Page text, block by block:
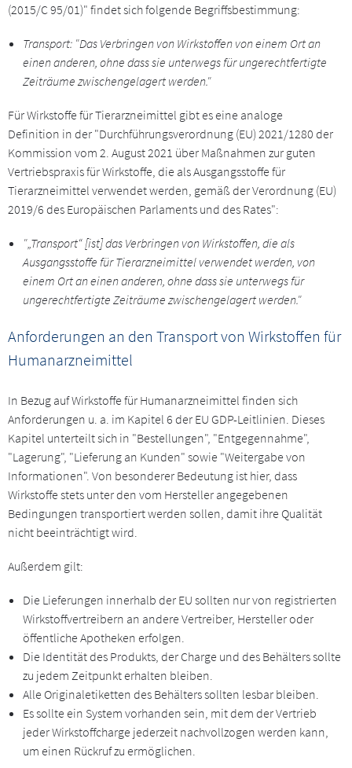
(2015/C 95/01)" findet sich folgende Begriffsbestimmung:
Transport: "Das Verbringen von Wirkstoffen von einem Ort an
einen anderen, ohne dass sie unterwegs für ungerechtfertigte
Zeiträume zwischengelagert werden."
Für Wirkstoffe für Tierarzneimittel gibt es eine analoge
Definition in der "Durchführungsverordnung (EU) 2021/1280 der
Kommission vom 2. August 2021 über Maßnahmen zur guten
Vertriebspraxis für Wirkstoffe, die als Ausgangsstoffe für
Tierarzneimittel verwendet werden, gemäß der Verordnung (EU)
2019/6 des Europäischen Parlaments und des Rates":
"„Transport“ [ist] das Verbringen von Wirkstoffen, die als
Ausgangsstoffe für Tierarzneimittel verwendet werden, von
einem Ort an einen anderen, ohne dass sie unterwegs für
ungerechtfertigte Zeiträume zwischengelagert werden."
Anforderungen an den Transport von Wirkstoffen für
Humanarzneimittel
In Bezug auf Wirkstoffe für Humanarzneimittel finden sich
Anforderungen u. a. im Kapitel 6 der EU GDP-Leitlinien. Dieses
Kapitel unterteilt sich in "Bestellungen", "Entgegennahme",
"Lagerung", "Lieferung an Kunden" sowie "Weitergabe von
Informationen". Von besonderer Bedeutung ist hier, dass
Wirkstoffe stets unter den vom Hersteller angegebenen
Bedingungen transportiert werden sollen, damit ihre Qualität
nicht beeinträchtigt wird.
Außerdem gilt:
Die Lieferungen innerhalb der EU sollten nur von registrierten
Wirkstoffvertreibern an andere Vertreiber, Hersteller oder
öffentliche Apotheken erfolgen.
Die Identität des Produkts, der Charge und des Behälters sollte
zu jedem Zeitpunkt erhalten bleiben.
Alle Originaletiketten des Behälters sollten lesbar bleiben.
Es sollte ein System vorhanden sein, mit dem der Vertrieb
jeder Wirkstoffcharge jederzeit nachvollzogen werden kann,
um einen Rückruf zu ermöglichen.